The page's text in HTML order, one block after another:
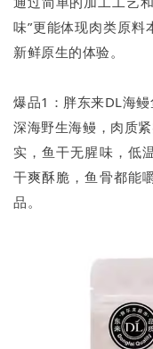
味”更能体现肉类原料
新鲜原生的体验。
爆品1：胖东来DL海
深海野生海鳗，肉质
实，鱼干无腥味，低
干爽酥脆，鱼骨都能
品。